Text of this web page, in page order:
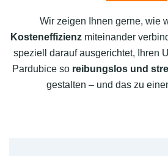
Wir zeigen Ihnen gerne, wie
Kosteneffizienz miteinander
speziell darauf ausgerichtet, Ihren
Pardubice so reibungslos und
gestalten – und das zu